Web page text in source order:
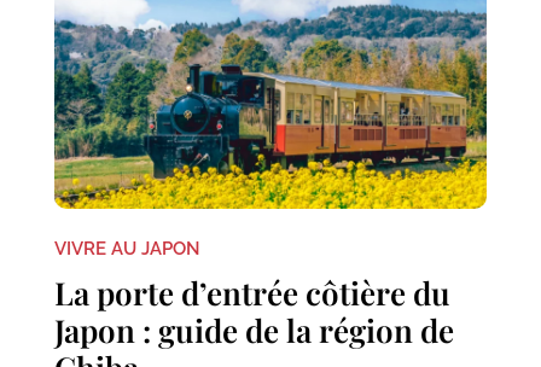
VIVRE AU JAPON
La porte d’entrée côtière du
Japon : guide de la région de